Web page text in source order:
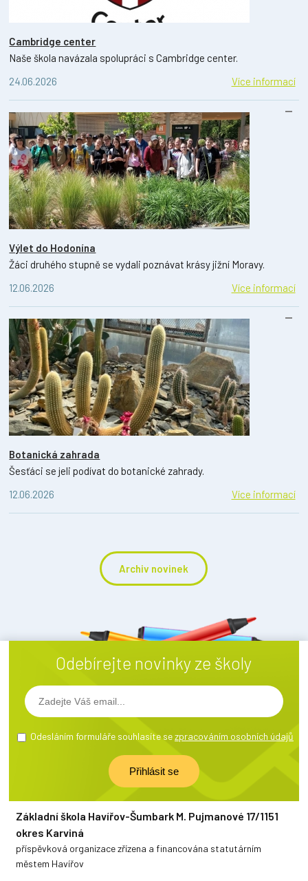
Cambridge center
Naše škola navázala spolupráci s Cambridge center.
24.06.2026
Více informací
Výlet do Hodonína
Žáci druhého stupně se vydali poznávat krásy jižní Moravy.
12.06.2026
Více informací
Botanická zahrada
Šesťáci se jeli podívat do botanické zahrady.
12.06.2026
Více informací
Archiv novinek
Odebírejte novinky ze školy
Odesláním formuláře souhlasíte sezpracováním osobních údajů
Základní škola Havířov-Šumbark M. Pujmanové 17/1151
okres Karviná
příspěvková organizace zřízena a financována statutárním
městem Havířov